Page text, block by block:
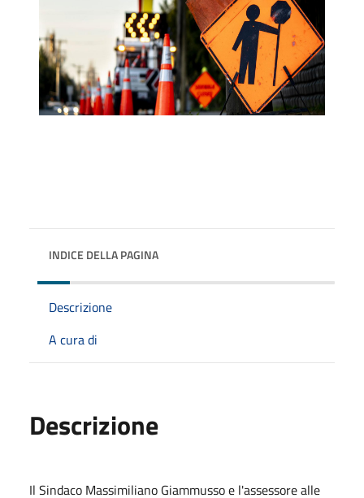
INDICE DELLA PAGINA
Descrizione
A cura di
Descrizione
Il Sindaco Massimiliano Giammusso e l'assessore alle